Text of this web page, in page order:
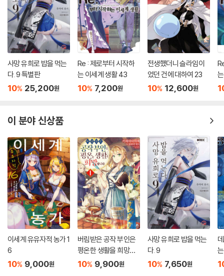
사망 유희로 밥을 먹는
다. 9 특별판
10% 25,200원
Re : 제로부터 시작하
는 이세계 생활 43
10% 7,200원
전생했더니 슬라임이
었던 건에 대하여 23
10% 12,600원
이 분야 신상품
이세계 유유자적 농가 1
6
10% 9,000원
버림받은 공작 부인은
평온한 생활을 희망합
니다 1
10% 9,900원
사망 유희로 밥을 먹는
다. 9
10% 7,650원